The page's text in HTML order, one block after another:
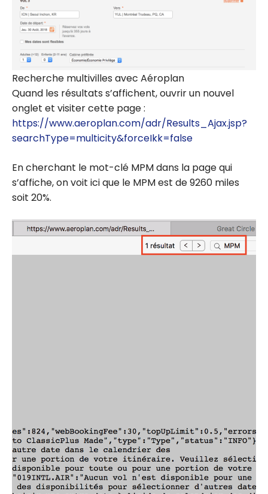
Recherche multivilles avec Aéroplan
Quand les résultats s’affichent, ouvrir un nouvel
onglet et visiter cette page :
https://www.aeroplan.com/adr/Results_Ajax.jsp?
searchType=multicity&forceIkk=false
En cherchant le mot-clé MPM dans la page qui
s’affiche, on voit ici que le MPM est de 9260 miles
soit 20%.